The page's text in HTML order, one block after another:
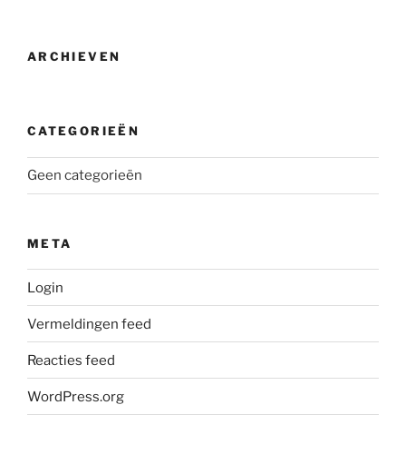
ARCHIEVEN
CATEGORIEËN
Geen categorieën
META
Login
Vermeldingen feed
Reacties feed
WordPress.org